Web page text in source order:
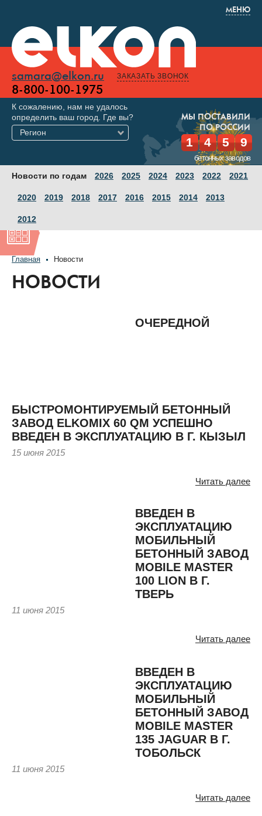
МЕНЮ
samara@elkon.ru
8-800-100-1975
ЗАКАЗАТЬ ЗВОНОК
МЫ ПОСТАВИЛИ
ПО РОССИИ
1 4 5 9
бетонных заводов
К сожалению, нам не удалось
определить ваш город. Где вы?
Регион
Новости по годам 2026 2025 2024 2023 2022 2021
2020 2019 2018 2017 2016 2015 2014 2013
2012
Главная Новости
НОВОСТИ
ОЧЕРЕДНОЙ
БЫСТРОМОНТИРУЕМЫЙ БЕТОННЫЙ
ЗАВОД ELKOMIX 60 QM УСПЕШНО
ВВЕДЕН В ЭКСПЛУАТАЦИЮ В Г. КЫЗЫЛ
15 июня 2015
Читать далее
ВВЕДЕН В
ЭКСПЛУАТАЦИЮ
МОБИЛЬНЫЙ
БЕТОННЫЙ ЗАВОД
MOBILE MASTER
100 LION В Г.
ТВЕРЬ
11 июня 2015
Читать далее
ВВЕДЕН В
ЭКСПЛУАТАЦИЮ
МОБИЛЬНЫЙ
БЕТОННЫЙ ЗАВОД
MOBILE MASTER
135 JAGUAR В Г.
ТОБОЛЬСК
11 июня 2015
Читать далее